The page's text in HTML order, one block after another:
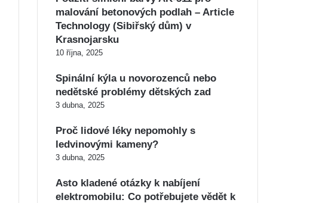
malování betonových podlah – Article
Technology (Sibiřský dům) v
Krasnojarsku
10 října, 2025
Spinální kýla u novorozenců nebo
nedětské problémy dětských zad
3 dubna, 2025
Proč lidové léky nepomohly s
ledvinovými kameny?
3 dubna, 2025
Asto kladené otázky k nabíjení
elektromobilu: Co potřebujete vědět k